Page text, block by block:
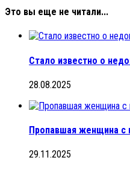
Это вы еще не читали...
Стало известно о
28.08.2025
Пропавшая женщина с
29.11.2025